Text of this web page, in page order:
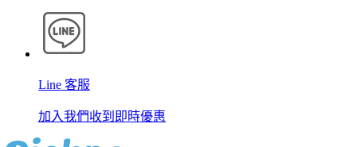
Line 客服
加入我們收到即時優惠